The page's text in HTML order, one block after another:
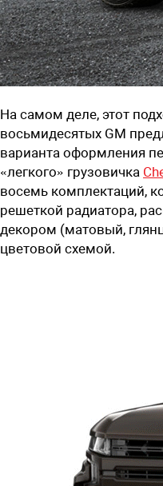
На самом деле, этот
восьмидесятых GM
варианта оформления
«легкого» грузовичка
восемь комплектаций,
решеткой радиатора,
декором (матовый,
цветовой схемой.